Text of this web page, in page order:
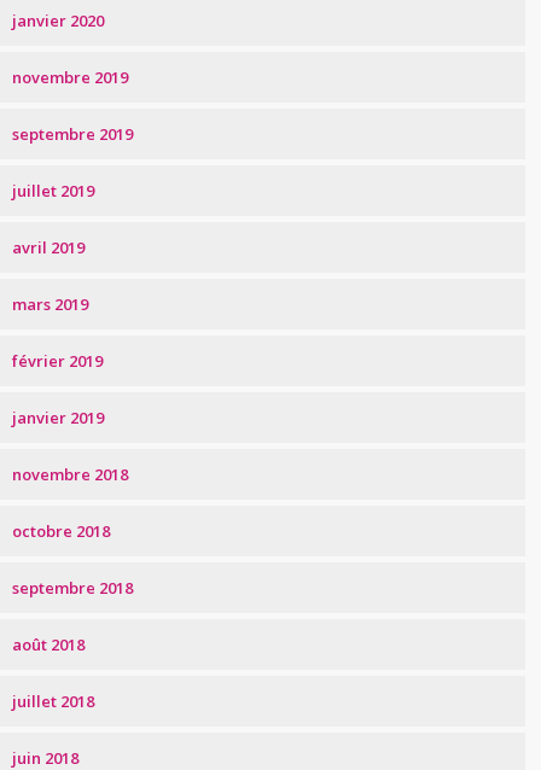
janvier 2020
novembre 2019
septembre 2019
juillet 2019
avril 2019
mars 2019
février 2019
janvier 2019
novembre 2018
octobre 2018
septembre 2018
août 2018
juillet 2018
juin 2018